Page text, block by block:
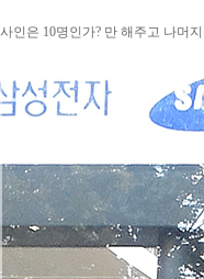
사인은 10명인가? 만 해주고 나머